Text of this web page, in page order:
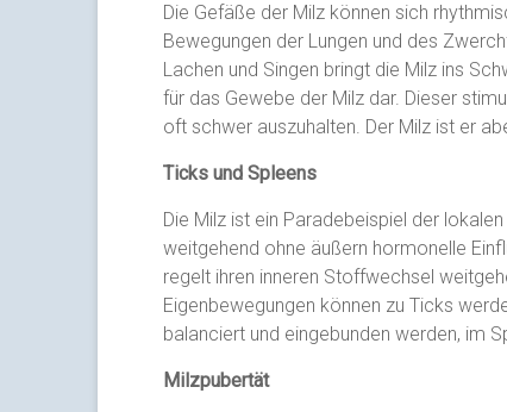
Die Gefäße der Milz können sich
Bewegungen der Lungen und des
Lachen und Singen bringt die Milz ins
für das Gewebe der Milz dar. Dieser
oft schwer auszuhalten. Der Milz ist er
Ticks und Spleens
Die Milz ist ein Paradebeispiel der
weitgehend ohne äußern hormonelle
regelt ihren inneren Stoffwechsel
Eigenbewegungen können zu Ticks
balanciert und eingebunden werden, im
Milzpubertät